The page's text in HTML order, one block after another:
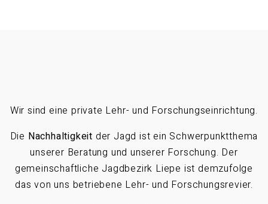
Wir sind eine private Lehr- und Forschungseinrichtung.
Die Nachhaltigkeit der Jagd ist ein Schwerpunktthema
unserer Beratung und unserer Forschung. Der
gemeinschaftliche Jagdbezirk Liepe ist demzufolge
das von uns betriebene Lehr- und Forschungsrevier.